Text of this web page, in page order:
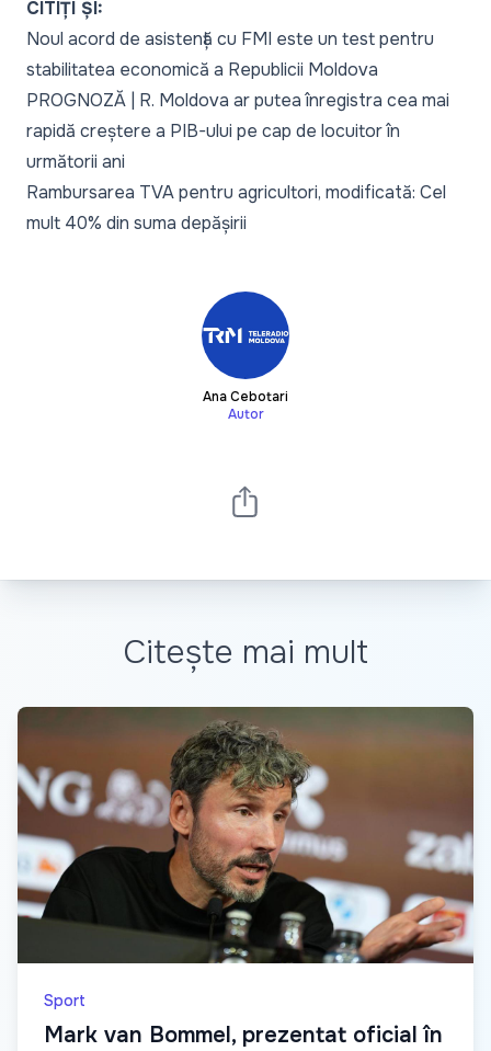
CITIȚI ȘI:
Noul acord de asistență cu FMI este un test pentru
stabilitatea economică a Republicii Moldova
PROGNOZĂ | R. Moldova ar putea înregistra cea mai
rapidă creștere a PIB-ului pe cap de locuitor în
următorii ani
Rambursarea TVA pentru agricultori, modificată: Cel
mult 40% din suma depășirii
Ana Cebotari
Autor
Citește mai mult
Sport
Mark van Bommel, prezentat oficial în